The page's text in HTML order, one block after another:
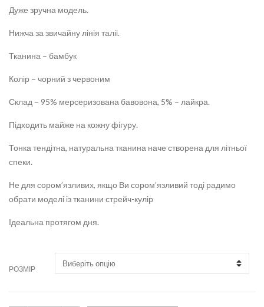
Дуже зручна модель.
Нижча за звичайну лінія таліі.
Тканина – бамбук
Колір – чорний з червоним
Склад – 95% мерсеризована бавовона, 5% – лайкра.
Підходить майже на кожну фігуру.
Тонка тендітна, натуральна тканина наче створена для літньої
спеки.
Не для сором’язливих, якщо Ви сором’язливий тоді радимо
обрати моделі із тканини стрейч-кулір
Ідеальна протягом дня.
РОЗМІР